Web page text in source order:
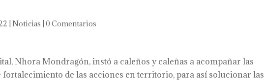
|Noticias |0 Comentarios
Nhora Mondragón, instó a caleños y caleñas a acompañar las
fortalecimiento de las acciones en territorio, para así solucionar las